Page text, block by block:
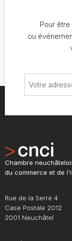
Pour
ou
Chambre
du commerce et de
Rue de la Serre 4
Case Postale 2012
2001 Neuchâtel